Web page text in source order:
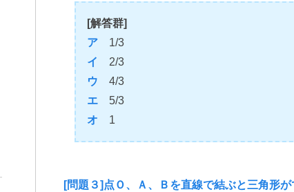
[解答群]
ア 1/3
イ
2/3
ウ 4/3
エ 5/3
オ 1
[問題３]点Ｏ、Ａ、Ｂを直線で結ぶと三角形